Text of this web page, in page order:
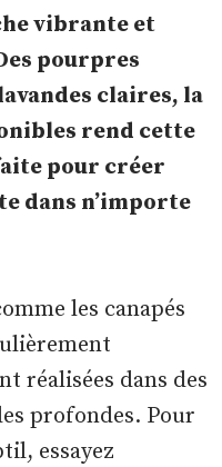
vibrante et
pourpres
claires, la
rend cette
pour créer
dans n’importe
les canapés
réalisées dans des
profondes. Pour
essayez